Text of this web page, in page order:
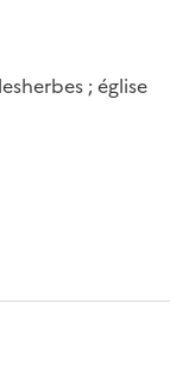
; église